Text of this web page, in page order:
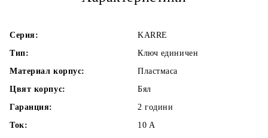
Серия:
KARRE
Тип:
Ключ единичен
Материал корпус:
Пластмаса
Цвят корпус:
Бял
Гаранция:
2 години
Ток:
10 A